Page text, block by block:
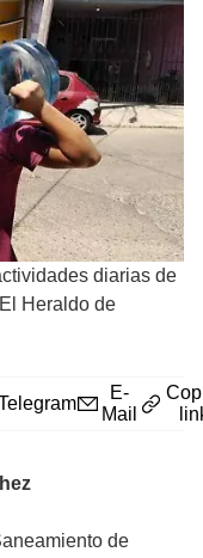
diarias de
Heraldo de
E-
Mail
de